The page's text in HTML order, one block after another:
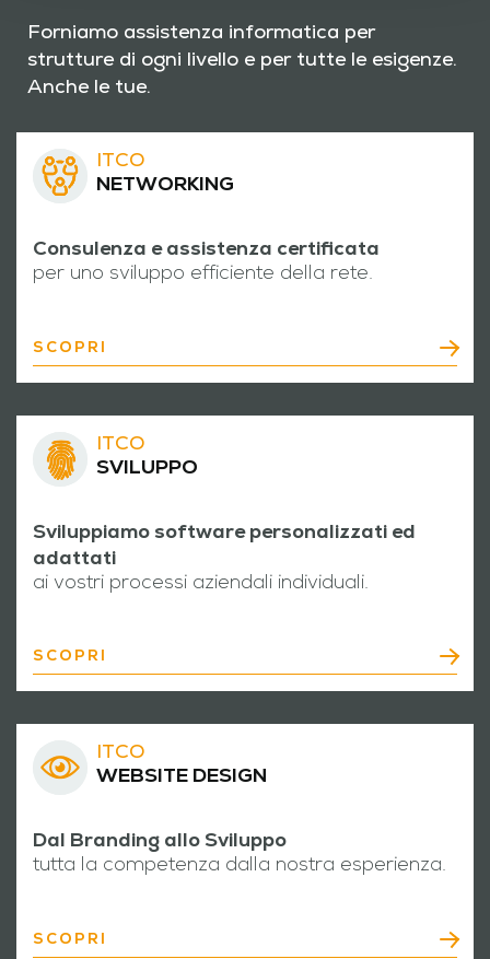
Forniamo assistenza informatica per
strutture di ogni livello e per tutte le esigenze.
Anche le tue.
ITCO
NETWORKING
Consulenza e assistenza certificata
per uno sviluppo efficiente della rete.
SCOPRI
ITCO
SVILUPPO
Sviluppiamo software personalizzati ed
adattati
ai vostri processi aziendali individuali.
SCOPRI
ITCO
WEBSITE DESIGN
Dal Branding allo Sviluppo
tutta la competenza dalla nostra esperienza.
SCOPRI